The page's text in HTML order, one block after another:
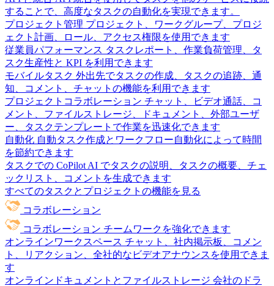
することで、高度なタスクの自動化を実現できます。
プロジェクト管理 プロジェクト、ワークグループ、プロジ
ェクト計画、ロール、アクセス権限を使用できます
従業員パフォーマンス タスクレポート、作業負荷管理、タ
スク生産性と KPI を利用できます
モバイルタスク 外出先でタスクの作成、タスクの追跡、通
知、コメント、チャットの機能を利用できます
プロジェクトコラボレーション チャット、ビデオ通話、コ
メント、ファイルストレージ、ドキュメント、外部ユーザ
ー、タスクテンプレートで作業を迅速化できます
自動化 自動タスク作成とワークフロー自動化によって時間
を節約できます
タスクでの CoPilot AI でタスクの説明、タスクの概要、チェ
ックリスト、コメントを生成できます
すべてのタスクとプロジェクトの機能を見る
コラボレーション
コラボレーション チームワークを強化できます
オンラインワークスペース チャット、社内掲示板、コメン
ト、リアクション、全社的なビデオアナウンスを使用できま
す
オンラインドキュメントとファイルストレージ 会社のドラ